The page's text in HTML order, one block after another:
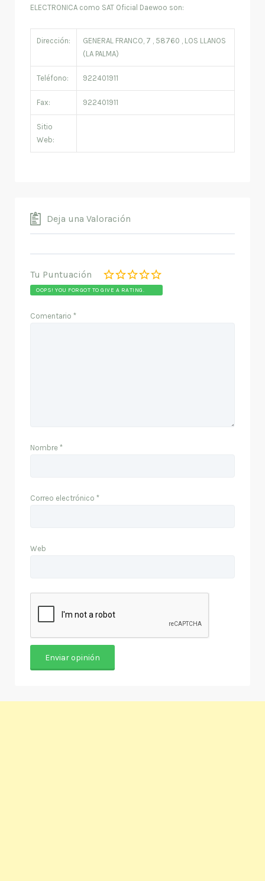
ELECTRONICA como SAT Oficial Daewoo son:
Dirección:
GENERAL FRANCO, 7 , 58760 , LOS LLANOS
(LA PALMA)
Teléfono: 922401911
Fax: 922401911
Sitio
Web:
Deja una Valoración
Tu Puntuación
OOPS! YOU FORGOT TO GIVE A RATING.
Comentario *
Nombre *
Correo electrónico *
Web